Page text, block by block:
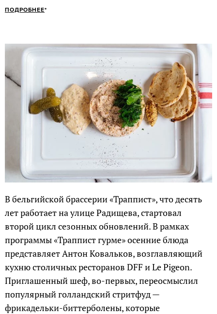
ПОДРОБНЕЕ*
В бельгийской брассерии «Траппист», что десять
лет работает на улице Радищева, стартовал
второй цикл сезонных обновлений. В рамках
программы «Траппист гурме» осенние блюда
представляет Антон Ковальков, возглавляющий
кухню столичных ресторанов DFF и Le Pigeon.
Приглашенный шеф, во-первых, переосмыслил
популярный голландский стритфуд —
фрикадельки-биттерболены, которые